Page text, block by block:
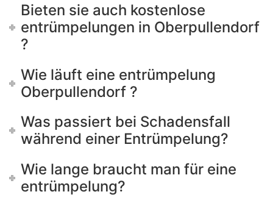
Bieten sie auch kostenlose
entrümpelungen in Oberpullendorf
?
Wie läuft eine entrümpelung
Oberpullendorf ?
Was passiert bei Schadensfall
während einer Entrümpelung?
Wie lange braucht man für eine
entrümpelung?